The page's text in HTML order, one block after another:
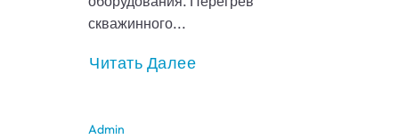
скважинного...
Читать Далее
Admin